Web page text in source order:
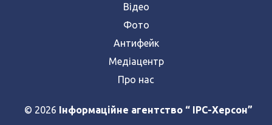
Відео
Фото
Антифейк
Медіацентр
Про нас
© 2026 Інформаційне агентство “ IPC-Херсон”